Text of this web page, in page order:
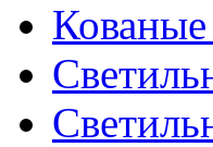
Кованые